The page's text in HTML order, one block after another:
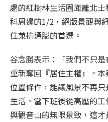
處的紅樹林生活圈距離北
科周邊的1/2，絕版景觀與
住兼抗通膨的首選。
谷念勝表示：「我們不只
重新奪回『居住主權』。
位置條件，能讓風景不再
生活。當下班後從高壓的
與觀音山的無限景致，這